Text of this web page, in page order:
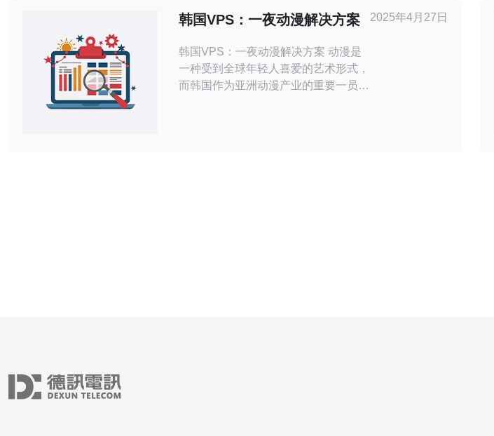
VPS服务，意味着你可以享受到更快
的加载速度和更高的稳定性。韩国的网
韩国VPS：一夜动漫解决方案
韩国VPS：一夜动漫解决方案 动漫是
一种受到全球年轻人喜爱的艺术形式，
而韩国作为亚洲动漫产业的重要一员，
2025年4月27日